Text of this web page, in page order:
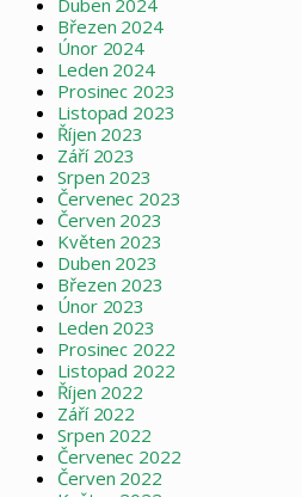
Duben 2024
Březen 2024
Únor 2024
Leden 2024
Prosinec 2023
Listopad 2023
Říjen 2023
Září 2023
Srpen 2023
Červenec 2023
Červen 2023
Květen 2023
Duben 2023
Březen 2023
Únor 2023
Leden 2023
Prosinec 2022
Listopad 2022
Říjen 2022
Září 2022
Srpen 2022
Červenec 2022
Červen 2022